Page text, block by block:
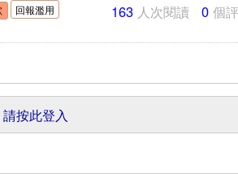
回報濫用 163 人次閱讀 0 個
請按此登入